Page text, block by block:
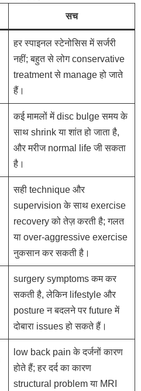
सच
हर स्पाइनल स्टेनोसिस में सर्जरी
नहीं; बहुत से लोग conservative
treatment से manage हो जाते
हैं।
कई मामलों में disc bulge समय के
साथ shrink या शांत हो जाता है,
और मरीज normal life जी सकता
है।
सही technique और
supervision के साथ exercise
recovery को तेज़ करती है; गलत
या over-aggressive exercise
नुकसान कर सकती है।
surgery symptoms कम कर
सकती है, लेकिन lifestyle और
posture न बदलने पर future में
दोबारा issues हो सकते हैं।
low back pain के दर्जनों कारण
होते हैं; हर दर्द का कारण
structural problem या MRI